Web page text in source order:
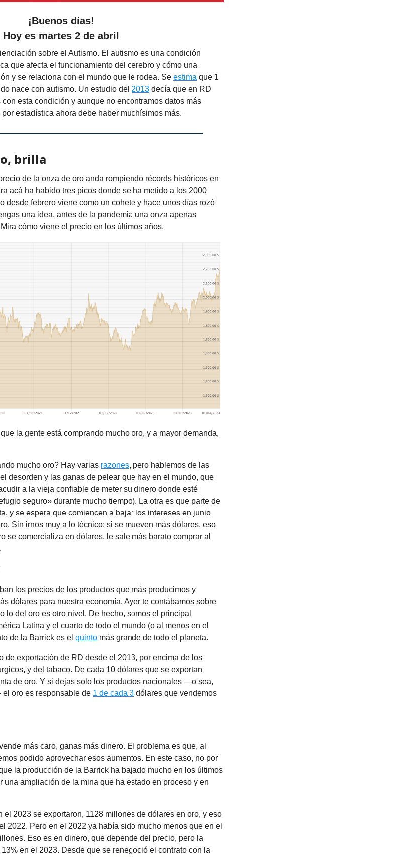
¡Buenos días!
Hoy es martes 2 de abril
sobre el Autismo. El autismo es una condición
que afecta el funcionamiento del cerebro y cómo una
y se relaciona con el mundo que le rodea. Se estima que 1
nace con autismo. Un estudio del 2013 decía que en RD
esta condición y aunque no encontramos datos más
estadística ahora debe haber muchísimos más.
brilla
de la onza de oro anda rompiendo récords históricos en
acá ha habido tres picos donde se ha metido a los 2000
desde febrero viene como un cohete y hace unos días rozó
una idea, antes de la pandemia una onza apenas
cómo viene el precio en los últimos años.
la gente está comprando mucho oro, y a mayor demanda,
mucho oro? Hay varias razones, pero hablemos de las
desorden y las ganas de pelear que hay en el mundo, que
a la vieja confiable de meter su dinero donde esté
seguro» durante mucho tiempo). La otra es que parte de
y se espera que comiencen a bajar los intereses en junio
Sin irnos muy a lo técnico: si se mueven más dólares, eso
se comercializa en dólares, le sale más barato comprar al
los precios de los productos que más producimos y
dólares para nuestra economía. Ayer te contábamos sobre
lo del oro es otro nivel. De hecho, somos el principal
Latina y el cuarto de todo el mundo (o al menos en el
de la Barrick es el quinto más grande de todo el planeta.
de exportación de RD desde el 2013, por encima de los
y del tabaco. De cada 10 dólares que se exportan
de oro. Y si dejas solo los productos nacionales —o sea,
oro es responsable de 1 de cada 3 dólares que vendemos
más caro, ganas más dinero. El problema es que, al
podido aprovechar esos aumentos. En este caso, no por
la producción de la Barrick ha bajado mucho en los últimos
una ampliación de la mina que ha estado en proceso y en
el 2023 se exportaron, 1128 millones de dólares en oro, y eso
2022. Pero en el 2022 ya había sido mucho menos que en el
Eso es en dinero, que depende del precio, pero la
en el 2023. Desde que se renegoció el contrato con la